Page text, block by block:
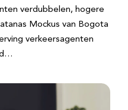
verdubbelen, hogere
Mockus van Bogota
verkeersagenten